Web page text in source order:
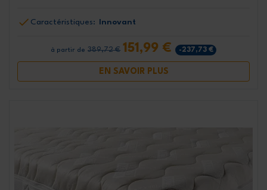
Caractéristiques: Innovant
à partir de 389,72 € 151,99 € -237,73 €
EN SAVOIR PLUS